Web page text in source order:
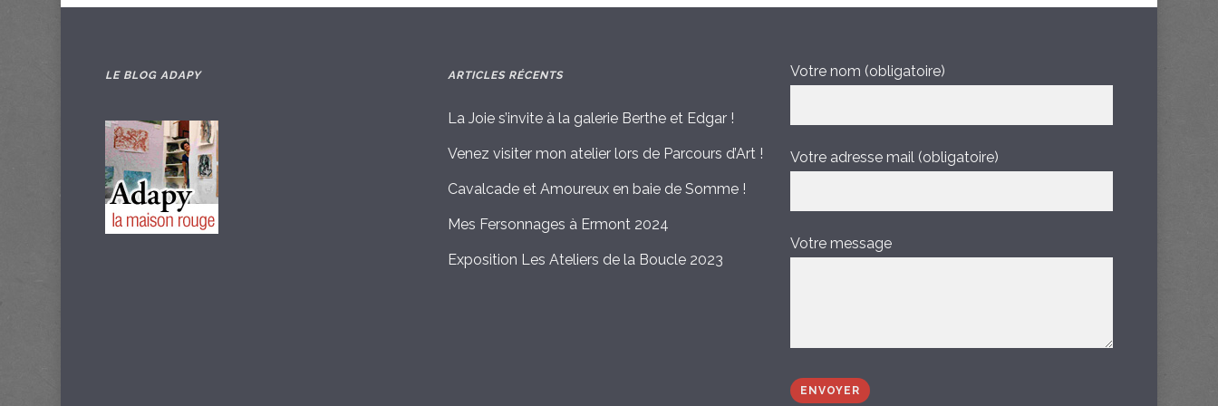
LE BLOG ADAPY ARTICLES RÉCENTS
La Joie s’invite à la galerie Berthe et Edgar !
Venez visiter mon atelier lors de Parcours d’Art !
Cavalcade et Amoureux en baie de Somme !
Mes Fersonnages à Ermont 2024
Exposition Les Ateliers de la Boucle 2023
Votre nom (obligatoire)
Votre adresse mail (obligatoire)
Votre message